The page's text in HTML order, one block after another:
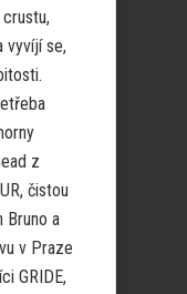
vyvíjí se,
z
čistou
Bruno a
v Praze
GRIDE,